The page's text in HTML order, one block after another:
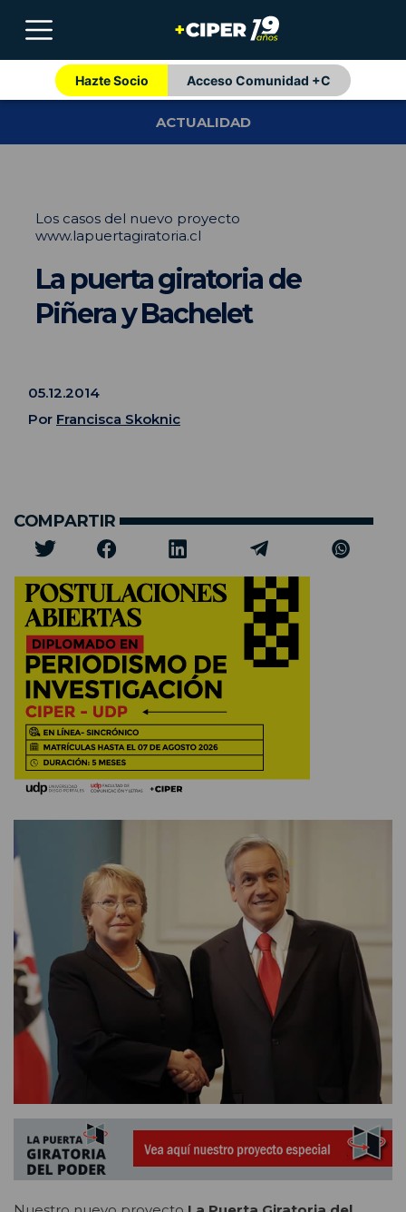
Hazte Socio Acceso Comunidad +C
ACTUALIDAD
Los casos del nuevo proyecto
www.lapuertagiratoria.cl
La puerta giratoria de
Piñera y Bachelet
05.12.2014
Por Francisca Skoknic
COMPARTIR